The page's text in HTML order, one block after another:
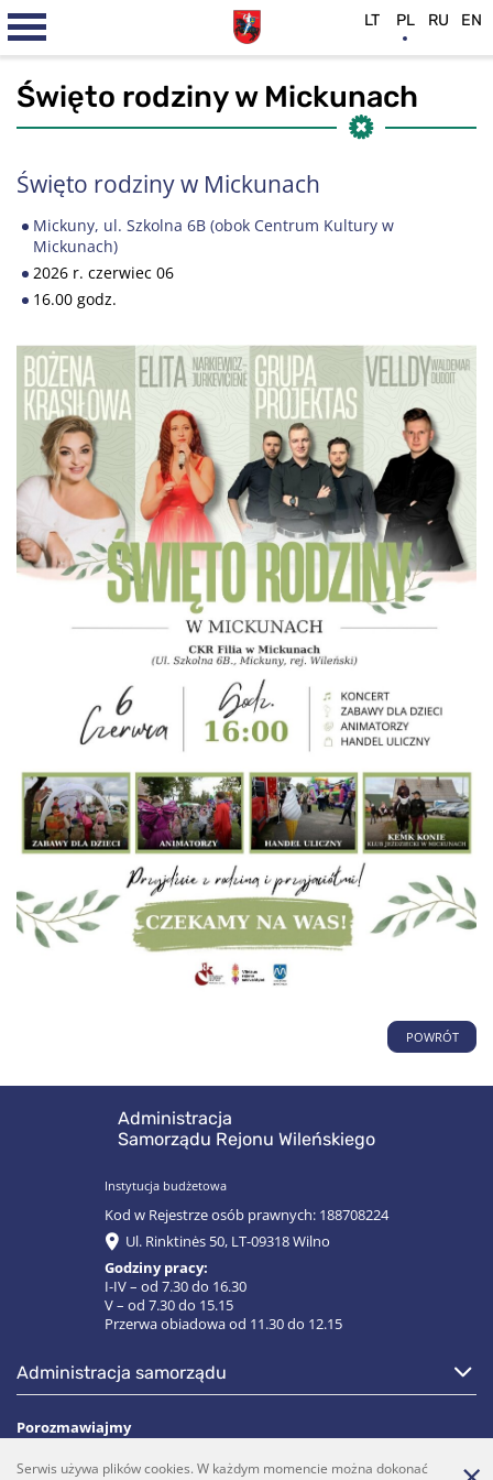
Święto rodziny w Mickunach
Święto rodziny w Mickunach
Mickuny, ul. Szkolna 6B (obok Centrum Kultury w
Mickunach)
2026 r. czerwiec 06
16.00 godz.
POWRÓT
Administracja
Samorządu Rejonu Wileńskiego
Instytucja budżetowa
Kod w Rejestrze osób prawnych: 188708224
Ul. Rinktinės 50, LT-09318 Wilno
Godziny pracy:
I-IV – od 7.30 do 16.30
V – od 7.30 do 15.15
Przerwa obiadowa od 11.30 do 12.15
administracja samorządu
Porozmawiajmy
(0 5)  275 1990 vrsa@vrsa.lt
Serwis używa plików cookies. W każdym momencie można dokonać
LT PL RU EN